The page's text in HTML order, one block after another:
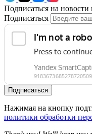
Подписаться на новости
Подписаться
Подписаться
Нажимая на кнопку
политики обработки